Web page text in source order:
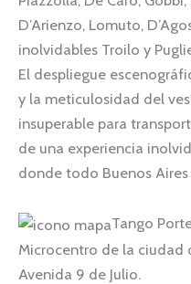
D’Arienzo, Lomuto,
inolvidables Troilo y
El despliegue
y la meticulosidad del
insuperable para
de una experiencia
donde todo Buenos
Tango
Microcentro de la ciudad
Avenida 9 de Julio.